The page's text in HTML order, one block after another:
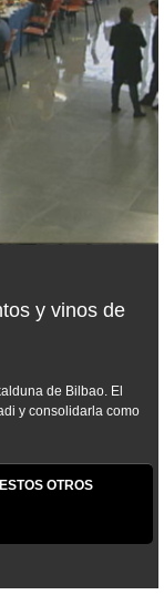
y vinos de
de Bilbao. El
y consolidarla como
OTROS